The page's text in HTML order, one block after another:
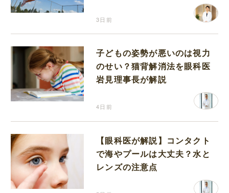
3日前
子どもの姿勢が悪いのは視力
のせい？猫背解消法を眼科医
岩見理事長が解説
4日前
【眼科医が解説】コンタクト
で海やプールは大丈夫？水と
レンズの注意点